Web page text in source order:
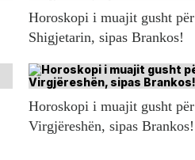
Horoskopi i muajit gusht për
Shigjetarin, sipas Brankos!
Horoskopi i muajit gusht për
Virgjëreshën, sipas Brankos!